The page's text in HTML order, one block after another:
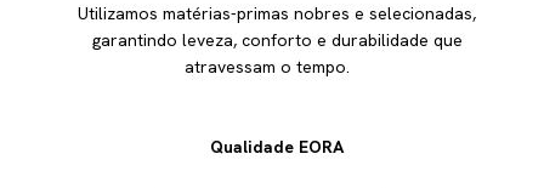
Utilizamos matérias-primas nobres e selecionadas,
garantindo leveza, conforto e durabilidade que
atravessam o tempo.
Qualidade EORA